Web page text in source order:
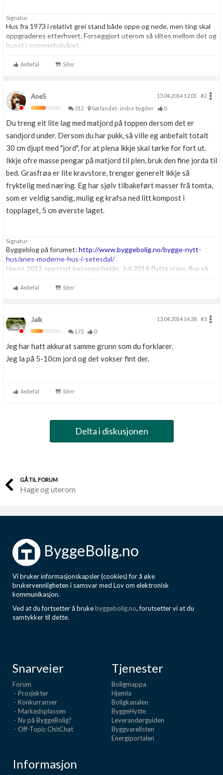
Signatur
Hus fra 1973 i relativt grei stand både oppe og nede, men ting skal
oppgraderes etterhvert. Forseggjort uterom så slites mellom det og
huset i sommerhalvåret.
Elektroingeniør fra NTH, men har glemt mye da jeg utvikler
Anbefal Siter
AneS 13.04.2014 12.01
#2
312
Sørlandet- indre bygder 0
Du treng eit lite lag med matjord på toppen dersom det er
sandjord under. Dersom du har pukk, så ville eg anbefalt totalt
30 cm djupt med "jord", for at plena ikkje skal tørke for fort ut.
Ikkje ofre masse pengar på matjord til plen, bruk den fine jorda til
bed. Grasfrøa er lite kravstore, trenger generelt ikkje så
fryktelig med næring. Eg har sjølv tilbakeført masser frå tomta,
som er veldig sandig, mulig eg krafsa ned litt kompost i
topplaget, 5 cm øverste laget.
Signatur
Byggeblog på forumet: http://www.byggebolig.no/bygge-nytt-
hus/anes-moderne-hus-i-setesdal/
Haust 2012 oppstart betongarbeide, Juli 2014 flytta vi inn. Bur så
Anbefal Siter
Jaik 13.04.2014 14.38
#3
172
0
Jeg har hatt akkurat samme grunn som du forklarer.
Jeg la på 5-10cm jord og det vokser fint der.
Anbefal Siter
Delta i diskusjonen
GÅ TIL FORUM
Hage og uterom
ByggeBolig.no
Vi bruker informasjonskapsler (cookies) for å øke
brukervennligheten i samsvar med Lov om elektronisk
kommunikasjon.
Ved at du fortsetter å brukebyggebolig.no, forutsetter vi at du
samtykker til dette.
Snarveier
Forum
- Prosjekter
- Konkurranser
- Markedsplassen
- Ny på ByggeBolig?
- Off-Topic ChitChat
Tjenester
Boligmappa
Hjemla
Boligkanalen
ByggeHytte
Leverandørguiden
Byggvarelisten
Energiportalen
Informasjon